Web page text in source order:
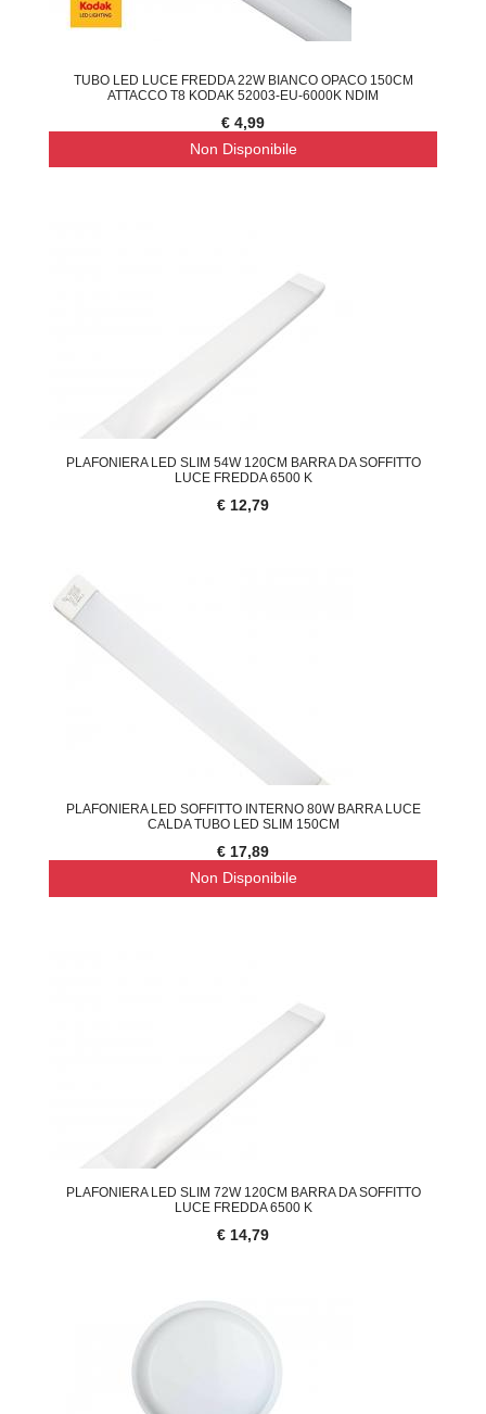
TUBO LED LUCE FREDDA 22W BIANCO OPACO 150CM
ATTACCO T8 KODAK 52003-EU-6000K NDIM
€ 4,99
Non Disponibile
PLAFONIERA LED SLIM 54W 120CM BARRA DA SOFFITTO
LUCE FREDDA 6500 K
€ 12,79
PLAFONIERA LED SOFFITTO INTERNO 80W BARRA LUCE
CALDA TUBO LED SLIM 150CM
€ 17,89
Non Disponibile
PLAFONIERA LED SLIM 72W 120CM BARRA DA SOFFITTO
LUCE FREDDA 6500 K
€ 14,79